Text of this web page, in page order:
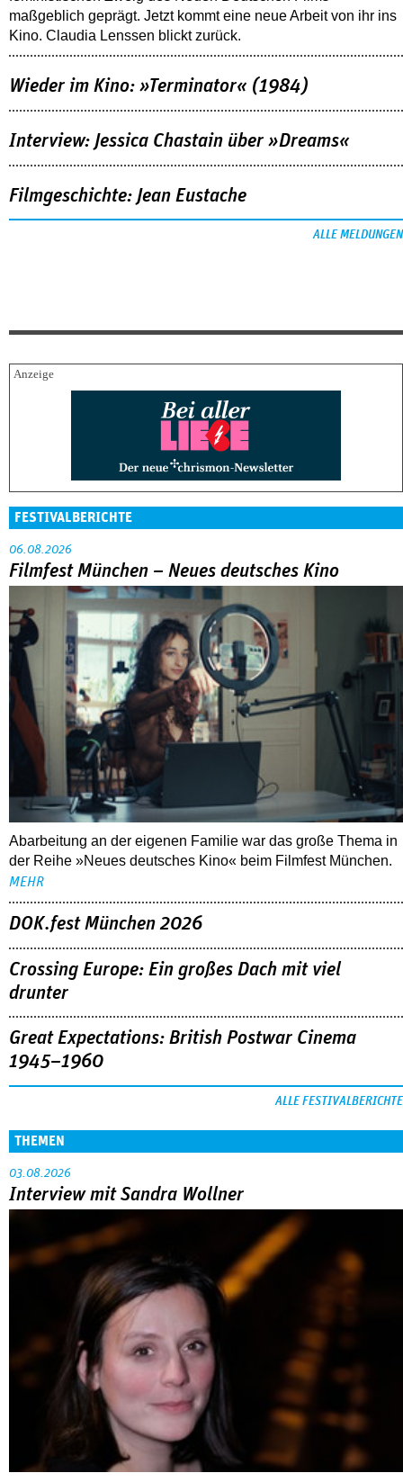
maßgeblich geprägt. Jetzt kommt eine neue Arbeit von ihr ins
Kino. Claudia Lenssen blickt zurück.
Wieder im Kino: »Terminator« (1984)
Interview: Jessica Chastain über »Dreams«
Filmgeschichte: Jean Eustache
ALLE MELDUNGEN
FESTIVALBERICHTE
06.08.2026
Filmfest München – Neues deutsches Kino
Abarbeitung an der eigenen Familie war das große Thema in
der Reihe »Neues deutsches Kino« beim Filmfest München.
MEHR
DOK.fest München 2026
Crossing Europe: Ein großes Dach mit viel
drunter
Great Expectations: British Postwar Cinema
1945–1960
ALLE FESTIVALBERICHTE
THEMEN
03.08.2026
Interview mit Sandra Wollner